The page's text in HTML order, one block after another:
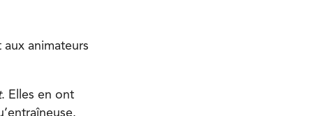
aux animateurs
. Elles en ont